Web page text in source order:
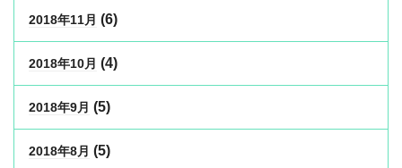
2018年11月 (6)
2018年10月 (4)
2018年9月 (5)
2018年8月 (5)